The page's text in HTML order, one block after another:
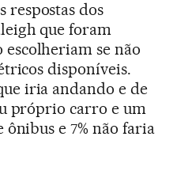
respostas dos
que foram
se não
disponíveis.
iria andando e de
próprio carro e um
ônibus e 7% não faria